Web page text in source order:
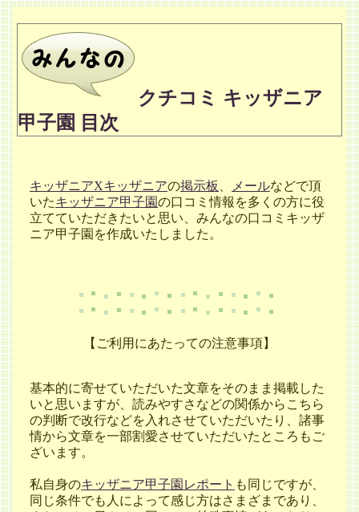
クチコミ キッザニア
甲子園 目次
キッザニアXキッザニアの掲示板 メールなどで頂
いたキッザニア甲子園の口コミ情報を多くの方に役
立てていただきたいと思い、みんなの口コミキッザ
ニア甲子園を作成いたしました。
【ご利用にあたっての注意事項】
基本的に寄せていただいた文章をそのまま掲載した
いと思いますが、読みやすさなどの関係からこちら
の判断で改行などを入れさせていただいたり、諸事
情から文章を一部割愛させていただいたところもご
ざいます。
私自身のキッザニア甲子園レポート も同じですが、
同じ条件でも人によって感じ方はさまざまであり、